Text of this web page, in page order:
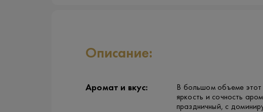
Описание:
Аромат и вкус:
В большом объеме этот
яркость и сочность
праздничный, с